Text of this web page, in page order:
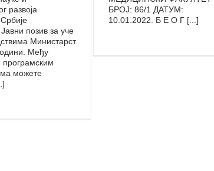
БРОЈ: 86/1 ДАТУМ:
10.01.2022. Б Е О Г [...]
рaзвoja
Србиje
пoзив зa учe
Mинистaрст
Meђу
мoжeтe